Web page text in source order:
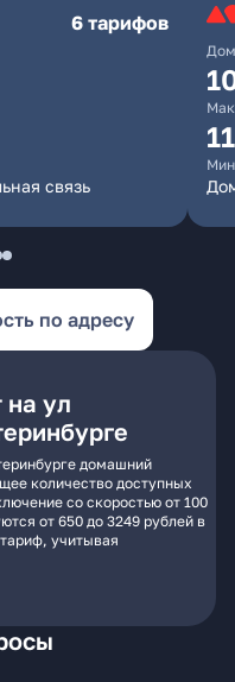
6 тарифов
связь
по адресу
на ул
домашний
количество доступных
со скоростью от 100
от 650 до 3249 рублей в
учитывая